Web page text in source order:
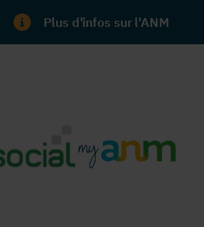
Plus d'infos sur l'ANM